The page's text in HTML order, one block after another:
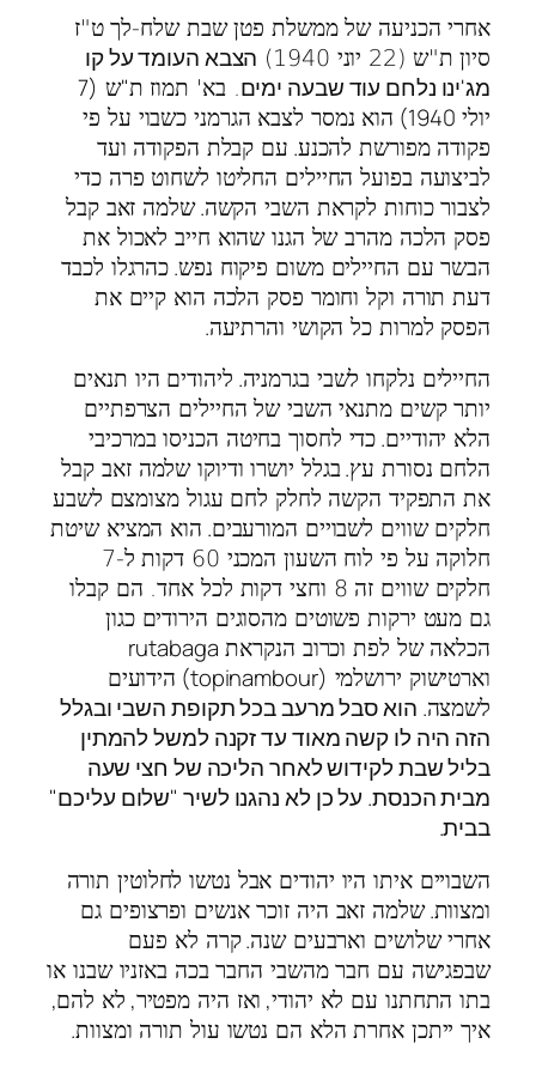
אחרי הכניעה של ממשלת פטן שבת שלח-לך ט"ז
סיון ת"ש (22 יוני 1940)
הצבא העומד על קו
מג'ינו נלחם עוד שבעה ימים . בא' תמוז ת"ש (7
יולי 1940)
הוא נמסר לצבא הגרמני כשבוי על פי
פקודה מפורשת להכנע. עם קבלת הפקודה ועד
לביצועה בפועל החיילים החליטו לשחוט פרה כדי
לצבור כוחות לקראת השבי הקשה.שלמה זאב קבל
פסק הלכה מהרב של הגנו שהוא חייב לאכול את
הבשר עם החיילים משום פיקוח נפש. כהרגלו לכבד
דעת תורה וקל וחומר פסק הלכה הוא קיים את
הפסק למרות כל הקושי והרתיעה.
החיילים נלקחו לשבי בגרמניה. ליהודים היו תנאים
יותר קשים מתנאי השבי של החיילים הצרפתיים
הלא יהודיים. כדי לחסוך בחיטה הכניסו במרכיבי
הלחם נסורת עץ.בגלל יושרו ודיוקו שלמה זאב קבל
את התפקיד הקשה לחלק לחם עגול מצומצם לשבע
חלקים שווים לשבויים המורעבים. הוא המציא שיטת
חלוקה על פי לוח השעון המכני 60 דקות ל-7
חלקים שווים זה 8 וחצי דקות לכל אחד. הם קבלו
גם מעט ירקות פשוטים מהסוגים הירודים כגון
הכלאה של לפת וכרוב הנקראת rutabaga
וארטישוק ירושלמי (topinambour)
הידועים
לשמצה. הוא סבל מרעב בכל תקופת השבי ובגלל
הזה היה לו קשה מאוד עד זקנה למשל להמתין
בליל שבת לקידוש לאחר הליכה של חצי שעה
מבית הכנסת. על כן לא נהגנו לשיר "שלום עליכם"
בבית.
השבויים איתו היו יהודים אבל נטשו לחלוטין תורה
ומצוות.שלמה זאב היה זוכר אנשים ופרצופים גם
אחרי שלושים וארבעים שנה.קרה לא פעם
שבפגישה עם חבר מהשבי החבר בכה באזניו שבנו או
בתו התחתנו עם לא יהודי, ואז היה מפטיר, לא להם,
איך ייתכן אחרת הלא הם נטשו עול תורה ומצוות.